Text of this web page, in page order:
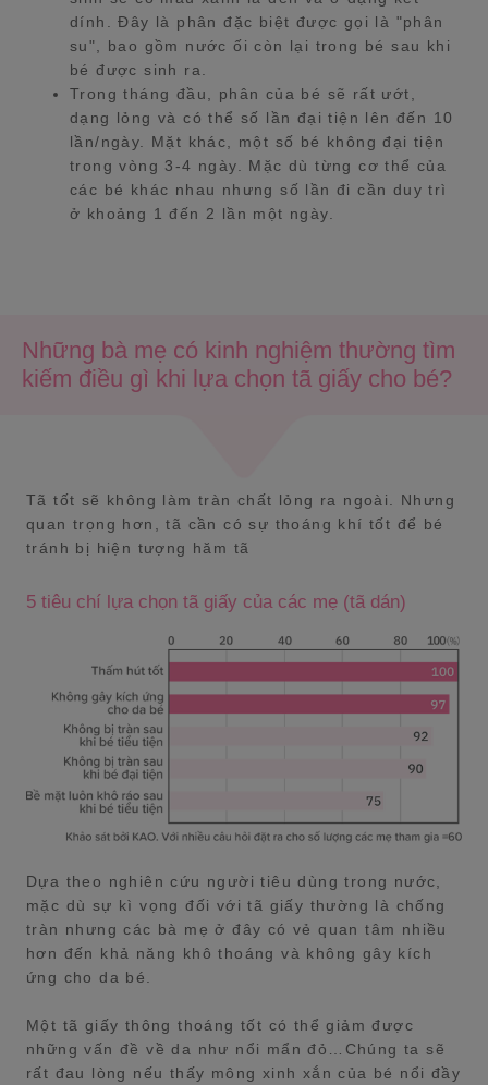
dính. Đây là phân đặc biệt được gọi là "phân
su", bao gồm nước ối còn lại trong bé sau khi
bé được sinh ra.
Trong tháng đầu, phân của bé sẽ rất ướt,
dạng lỏng và có thể số lần đại tiện lên đến 10
lần/ngày. Mặt khác, một số bé không đại tiện
trong vòng 3-4 ngày. Mặc dù từng cơ thể của
các bé khác nhau nhưng số lần đi cần duy trì
ở khoảng 1 đến 2 lần một ngày.
Những bà mẹ có kinh nghiệm thường tìm
kiếm điều gì khi lựa chọn tã giấy cho bé?
Tã tốt sẽ không làm tràn chất lỏng ra ngoài. Nhưng
quan trọng hơn, tã cần có sự thoáng khí tốt để bé
tránh bị hiện tượng hăm tã
5 tiêu chí lựa chọn tã giấy của các mẹ (tã dán)
Dựa theo nghiên cứu người tiêu dùng trong nước,
mặc dù sự kì vọng đối với tã giấy thường là chống
tràn nhưng các bà mẹ ở đây có vẻ quan tâm nhiều
hơn đến khả năng khô thoáng và không gây kích
ứng cho da bé.
Một tã giấy thông thoáng tốt có thể giảm được
những vấn đề về da như nổi mẩn đỏ…Chúng ta sẽ
rất đau lòng nếu thấy mông xinh xắn của bé nổi đầy